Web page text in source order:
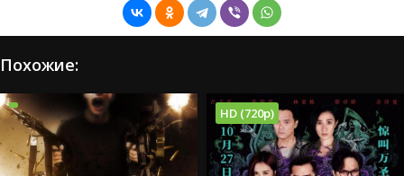
Похожие:
HD (720p)